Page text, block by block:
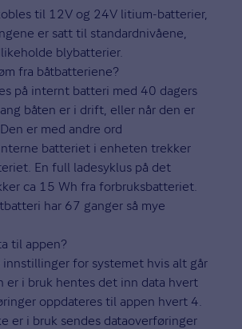
til 12V og 24V litium-batterier,
er satt til standardnivåene,
blybatterier.
fra båtbatteriene?
på internt batteri med 40 dagers
båten er i drift, eller når den er
er med andre ord
batteriet i enheten trekker
En full ladesyklus på det
ca 15 Wh fra forbruksbatteriet.
har 67 ganger så mye
til appen?
for systemet hvis alt går
er i bruk hentes det inn data hvert
oppdateres til appen hvert 4.
er i bruk sendes dataoverføringer